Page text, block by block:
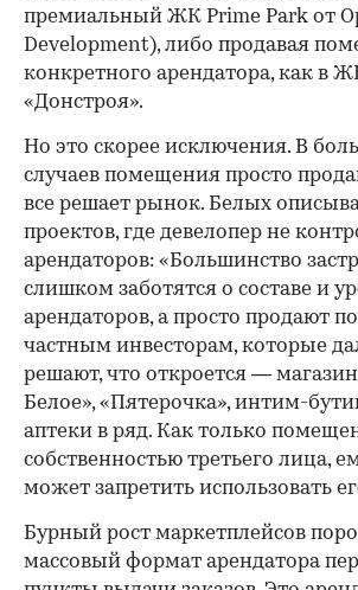
премиальный ЖК Prime Park от
Development), либо продавая
конкретного арендатора, как в
«Донстроя».
Но это скорее исключения. В
случаев помещения просто
все решает рынок. Белых
проектов, где девелопер не
арендаторов: «Большинство
слишком заботятся о составе и
арендаторов, а просто продают
частным инвесторам, которые
решают, что откроется —
Белое», «Пятерочка», интим-
аптеки в ряд. Как только
собственностью третьего лица,
может запретить использовать
Бурный рост маркетплейсов
массовый формат арендатора